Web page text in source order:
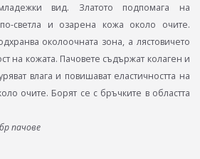
вид. Златото подпомага на
светла и озарена кожа около очите.
околоочната зона, а лястовичето
на кожата. Пачовете съдържат колаген и
влага и повишават еластичността на
очите. Борят се с бръчките в областта
пачове